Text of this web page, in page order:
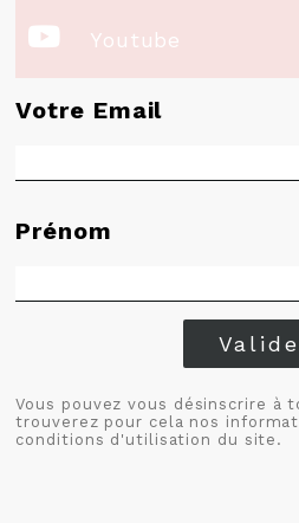
 Youtube
Votre Email
Prénom
Vous pouvez vous désinscrire à
trouverez pour cela nos
conditions d'utilisation du site.